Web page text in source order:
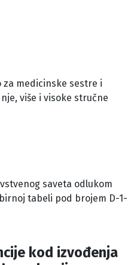
medicinske sestre i
više i visoke stručne
saveta odlukom
tabeli pod brojem D-1-
kod izvođenja